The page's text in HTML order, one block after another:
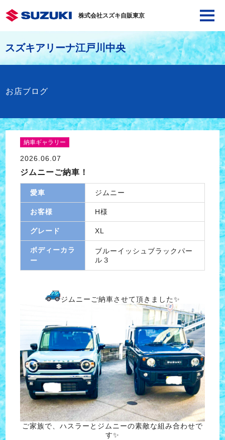
株式会社スズキ自販東京
スズキアリーナ江戸川中央
お店ブログ
納車ギャラリー
2026.06.07
ジムニーご納車！
愛車 ジムニー
お客様 H様
グレード XL
ボディーカラ
ー
ブルーイッシュブラックパー
ル３
ジムニーご納車させて頂きました✨
ご家族で、ハスラーとジムニーの素敵な組み合わせで
す✨